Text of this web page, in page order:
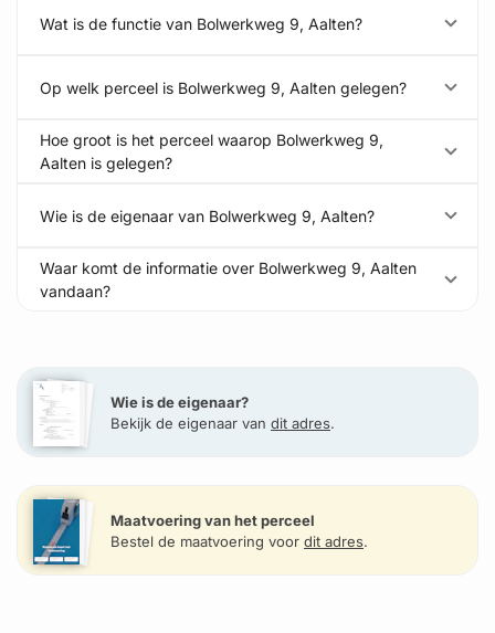
Wat is de functie van Bolwerkweg 9, Aalten?
Op welk perceel is Bolwerkweg 9, Aalten gelegen?
Hoe groot is het perceel waarop Bolwerkweg 9,
Aalten is gelegen?
Wie is de eigenaar van Bolwerkweg 9, Aalten?
Waar komt de informatie over Bolwerkweg 9, Aalten
vandaan?
Wie is de eigenaar?
Bekijk de eigenaar van dit adres.
Maatvoering van het perceel
Bestel de maatvoering voor dit adres.